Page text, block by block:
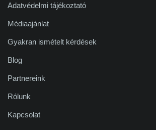
Adatvédelmi tájékoztató
Médiaajánlat
Gyakran ismételt kérdések
Blog
Partnereink
Rólunk
Kapcsolat